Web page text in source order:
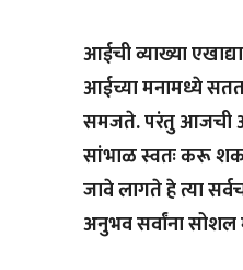
आईची व्याख्या
आईच्या मनामध्ये
समजते. परंतु आजची
सांभाळ स्वतः करू
जावे लागते हे त्या
अनुभव सर्वांना सोशल